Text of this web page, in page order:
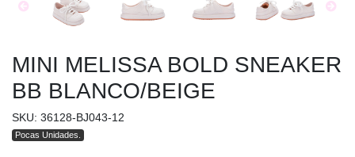
MINI MELISSA BOLD SNEAKER
BB BLANCO/BEIGE
SKU: 36128-BJ043-12
Pocas Unidades.